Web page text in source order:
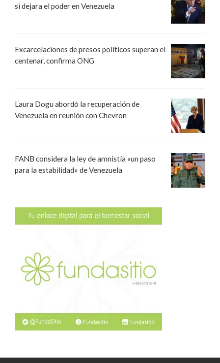
si dejara el poder en Venezuela
Excarcelaciones de presos políticos superan el
centenar, confirma ONG
Laura Dogu abordó la recuperación de
Venezuela en reunión con Chevron
FANB considera la ley de amnistía «un paso
para la estabilidad» de Venezuela